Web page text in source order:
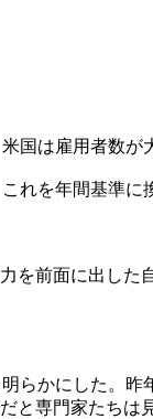
国は雇用者数が
れを年間基準
を前面に出し
らかにした。
と専門家たちは